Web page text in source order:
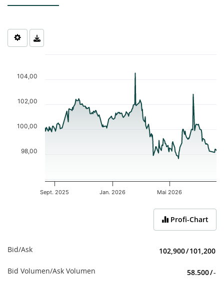
Chart
The chart has 1 X axis displaying Time. Data ranges from 2025-
The chart has 1 Y axis displaying values. Data ranges from
Sept. 2025 Jan. 2026 Mai 2026
98,00
100,00
102,00
104,00
Profi-Chart
Bid/Ask 102,900/101,200
Bid Volumen/Ask Volumen 58.500/-